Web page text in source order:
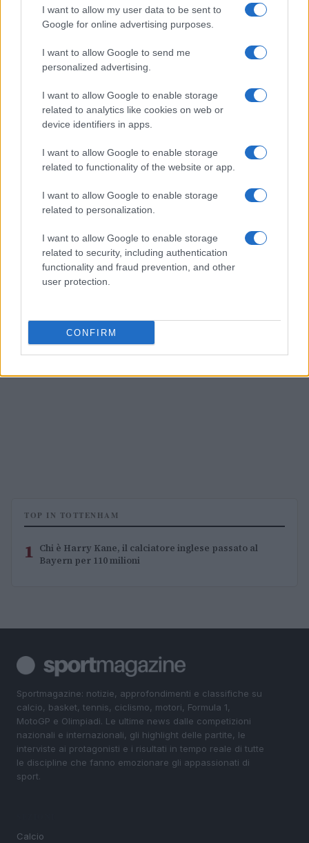
I want to allow my user data to be sent to
Google for online advertising purposes.
I want to allow Google to send me
personalized advertising.
I want to allow Google to enable storage
related to analytics like cookies on web or
device identifiers in apps.
I want to allow Google to enable storage
related to functionality of the website or app.
I want to allow Google to enable storage
related to personalization.
I want to allow Google to enable storage
related to security, including authentication
functionality and fraud prevention, and other
user protection.
CONFIRM
Mercato Atalanta: Londra chiama, uno
degli eroi Champions verso l’addio
Il Tottenham di Paratici bussa alla porta della Dea: il nodo è
la formula, poi la trattativa può decollare.
Redazione Sport Magazine · 17 Lug 2021
TOP IN TOTTENHAM
1 Chi è Harry Kane, il calciatore inglese passato al
Bayern per 110 milioni
Sportmagazine: notizie, approfondimenti e classifiche su
calcio, basket, tennis, ciclismo, motori, Formula 1,
MotoGP e Olimpiadi. Le ultime news dalle competizioni
nazionali e internazionali, gli highlight delle partite, le
interviste ai protagonisti e i risultati in tempo reale di tutte
le discipline che fanno emozionare gli appassionati di
sport.
Calcio